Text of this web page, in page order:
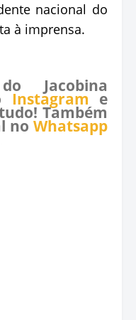
nacional do
à imprensa.
Jacobina
Instagram e
Também
no Whatsapp